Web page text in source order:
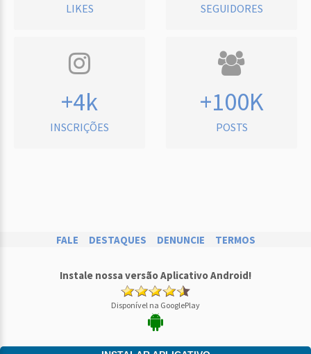
LIKES SEGUIDORES
+4k
INSCRIÇÕES
+100K
POSTS
FALE DESTAQUES DENUNCIE TERMOS
Instale nossa versão Aplicativo Android!
Disponível na GooglePlay